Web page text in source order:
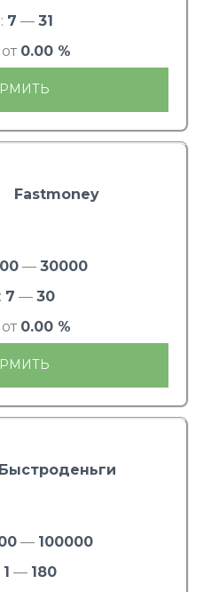
7 — 31
0.00 %
Fastmoney
— 30000
7 — 30
0.00 %
Быстроденьги
— 100000
1 — 180